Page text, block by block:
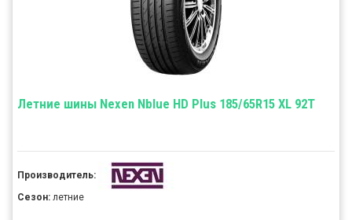
Летние шины Nexen Nblue HD Plus 185/65R15 XL 92T
Производитель:
Сезон: летние